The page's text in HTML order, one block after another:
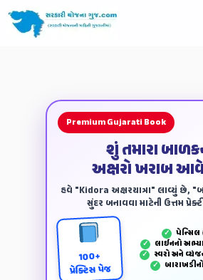
Premium Gujarati Book
શું તમારા
અક્ષરો ખરાબ
હવે "Kidora અક્ષરયાત્રા" લાવ્યું છે,
સુંદર બનાવવા માટેની ઉત્તમ
100+
પ્રેક્ટિસ પેજ
✓ પેન્‍સિલ
✓ લાઈનનો
✓ સ્વરો અને
✓